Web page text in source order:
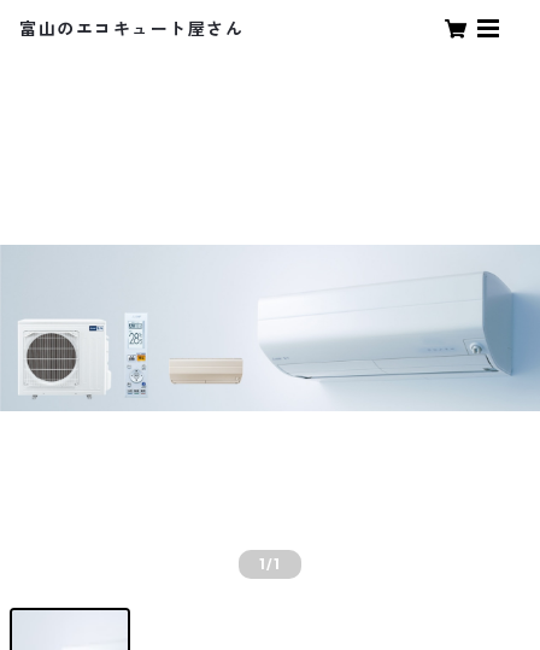
富山のエコキュート屋さん
1/1